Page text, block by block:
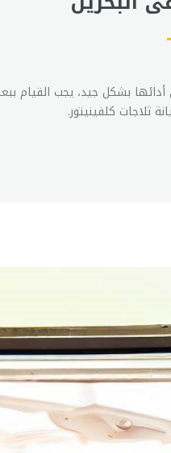
بشكل جيد، يجب القيام
ثلاجات كلفينيتور.